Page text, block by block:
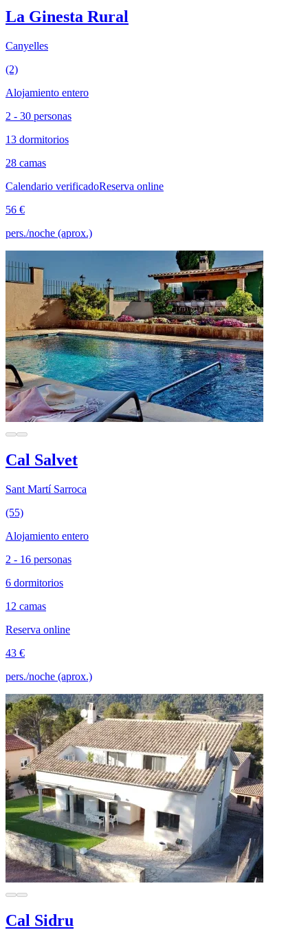
La Ginesta Rural
Canyelles
(2)
Alojamiento entero
2 - 30 personas
13 dormitorios
28 camas
Calendario verificadoReserva online
56 €
pers./noche (aprox.)
Cal Salvet
Sant Martí Sarroca
(55)
Alojamiento entero
2 - 16 personas
6 dormitorios
12 camas
Reserva online
43 €
pers./noche (aprox.)
Cal Sidru